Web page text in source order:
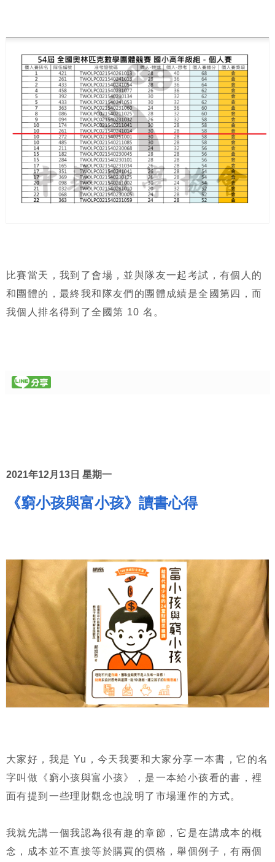
比賽當天，我到了會場，並與隊友一起考試，有個人的
和團體的，最終我和隊友們的團體成績是全國第四，而
我個人排名得到了全國第 10 名。
2021年12月13日 星期一
《窮小孩與富小孩》讀書心得
大家好，我是 Yu，今天我要和大家分享一本書，它的名
字叫做《窮小孩與富小孩》，是一本給小孩看的書，裡
面有提到一些理財觀念也說明了市場運作的方式。
我就先講一個我認為很有趣的章節，它是在講成本的概
念，成本並不直接等於購買的價格，舉個例子，有兩個